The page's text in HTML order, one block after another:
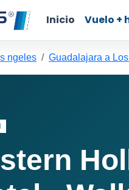
Inicio Vuelo +
ngeles Guadalajara a